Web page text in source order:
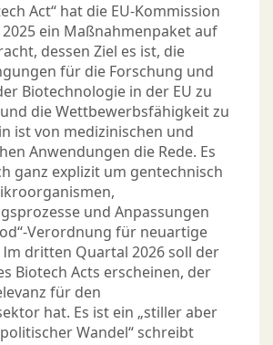
Act“ hat die EU-Kommission
ein Maßnahmenpaket auf
dessen Ziel es ist, die
für die Forschung und
Biotechnologie in der EU zu
die Wettbewerbsfähigkeit zu
ist von medizinischen und
Anwendungen die Rede. Es
ganz explizit um gentechnisch
und Anpassungen
Verordnung für neuartige
dritten Quartal 2026 soll der
Biotech Acts erscheinen, der
für den
hat. Es ist ein „stiller aber
Wandel“ schreibt